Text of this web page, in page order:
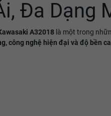
Đa Dạng
A32018 là một trong
công nghệ hiện đại và độ bền